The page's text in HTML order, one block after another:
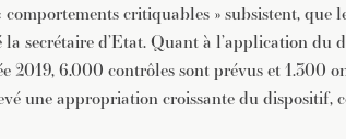
critiquables » subsistent, que
secrétaire d’Etat. Quant à l’application du
2019, 6.000 contrôles sont prévus et 1.300
une appropriation croissante du dispositif,